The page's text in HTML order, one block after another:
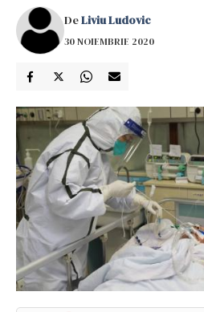
DeLiviu Ludovic
30 NOIEMBRIE 2020